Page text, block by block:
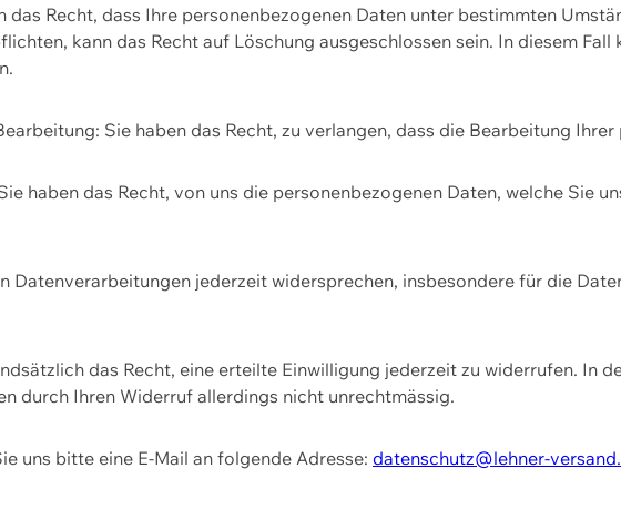
das Recht, dass Ihre personenbezogenen Daten unter bestimmten
kann das Recht auf Löschung ausgeschlossen sein. In diesem
Sie haben das Recht, zu verlangen, dass die Bearbeitung
haben das Recht, von uns die personenbezogenen Daten, welche Sie
Datenverarbeitungen jederzeit widersprechen, insbesondere für die
das Recht, eine erteilte Einwilligung jederzeit zu widerrufen. In
durch Ihren Widerruf allerdings nicht unrechtmässig.
uns bitte eine E-Mail an folgende Adresse: datenschutz@lehner-